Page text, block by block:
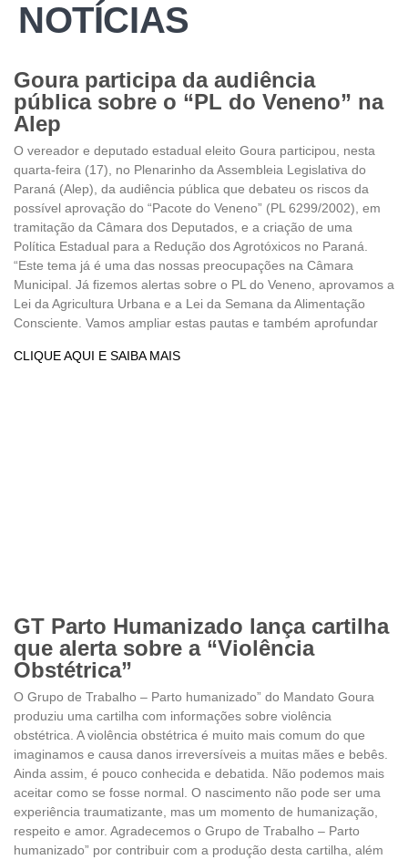
NOTÍCIAS
Goura participa da audiência
pública sobre o “PL do Veneno” na
Alep
O vereador e deputado estadual eleito Goura participou, nesta
quarta-feira (17), no Plenarinho da Assembleia Legislativa do
Paraná (Alep), da audiência pública que debateu os riscos da
possível aprovação do “Pacote do Veneno” (PL 6299/2002), em
tramitação da Câmara dos Deputados, e a criação de uma
Política Estadual para a Redução dos Agrotóxicos no Paraná.
“Este tema já é uma das nossas preocupações na Câmara
Municipal. Já fizemos alertas sobre o PL do Veneno, aprovamos a
Lei da Agricultura Urbana e a Lei da Semana da Alimentação
Consciente. Vamos ampliar estas pautas e também aprofundar
CLIQUE AQUI E SAIBA MAIS
GT Parto Humanizado lança cartilha
que alerta sobre a “Violência
Obstétrica”
O Grupo de Trabalho – Parto humanizado” do Mandato Goura
produziu uma cartilha com informações sobre violência
obstétrica. A violência obstétrica é muito mais comum do que
imaginamos e causa danos irreversíveis a muitas mães e bebês.
Ainda assim, é pouco conhecida e debatida. Não podemos mais
aceitar como se fosse normal. O nascimento não pode ser uma
experiência traumatizante, mas um momento de humanização,
respeito e amor. Agradecemos o Grupo de Trabalho – Parto
humanizado” por contribuir com a produção desta cartilha, além